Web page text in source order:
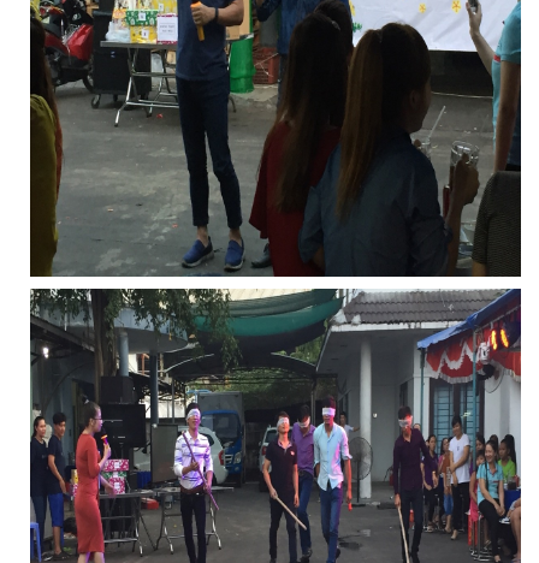
LƯỚI CHE NẮNG
LƯỚI NUÔI TRỒNG HẢI SẢN
LƯỚI CHẮN GIÓ